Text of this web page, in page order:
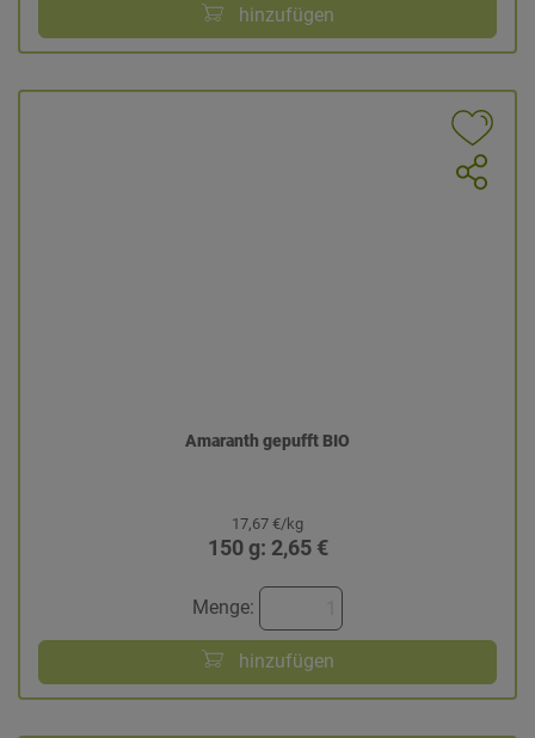
hinzufügen
Amaranth gepufft BIO
17,67 €/kg
150 g: 2,65 €
Menge:
hinzufügen